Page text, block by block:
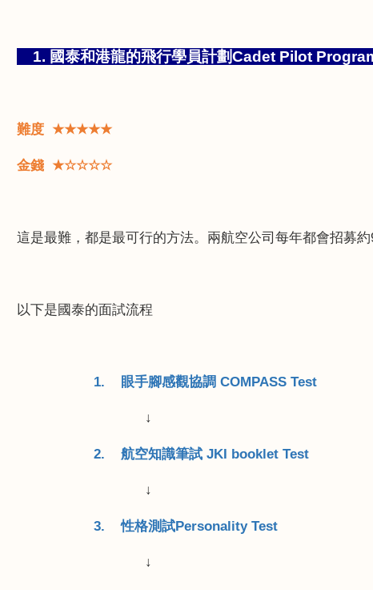
1. 國泰和港龍的飛行學員計劃Cadet Pilot
難度 ★★★★★
金錢 ★☆☆☆☆
這是最難，都是最可行的方法。兩航空公司每年都會招募
以下是國泰的面試流程
1. 眼手腳感觀協調 COMPASS Test
↓
2. 航空知識筆試 JKI booklet Test
↓
3.性格測試Personality Test
↓